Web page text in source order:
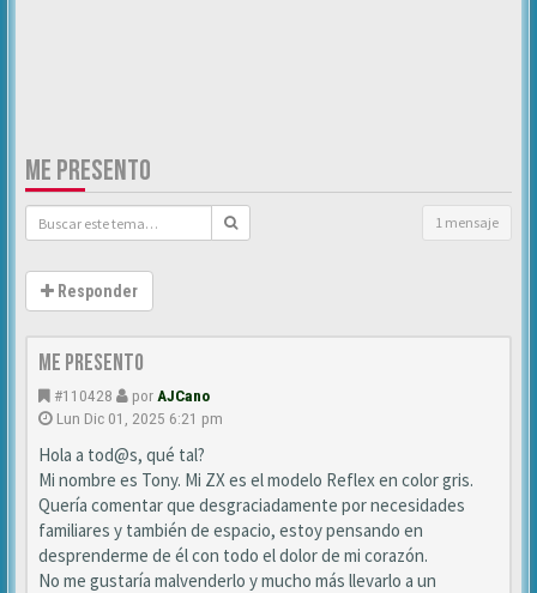
ME PRESENTO
1 mensaje
Responder
Me presento
#110428 por AJCano
Lun Dic 01, 2025 6:21 pm
Hola a tod@s, qué tal?
Mi nombre es Tony. Mi ZX es el modelo Reflex en color gris.
Quería comentar que desgraciadamente por necesidades
familiares y también de espacio, estoy pensando en
desprenderme de él con todo el dolor de mi corazón.
No me gustaría malvenderlo y mucho más llevarlo a un